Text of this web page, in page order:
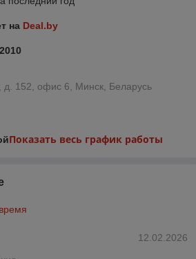
на Deal.by
д. 152, офис 6, Минск, Беларусь
Показать весь график работы
12.02.2026